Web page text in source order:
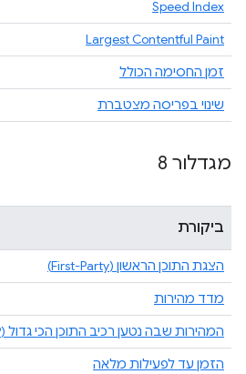
Speed Index
Largest Contentful Paint
זמן החסימה הכולל
שינוי בפריסה מצטברת
מגדלור 8
ביקורת
הצגת התוכן הראשון (First-Party)
מדד מהירות
המהירות שבה נטען רכיב התוכן הכי גדול (LCP)
הזמן עד לפעילות מלאה